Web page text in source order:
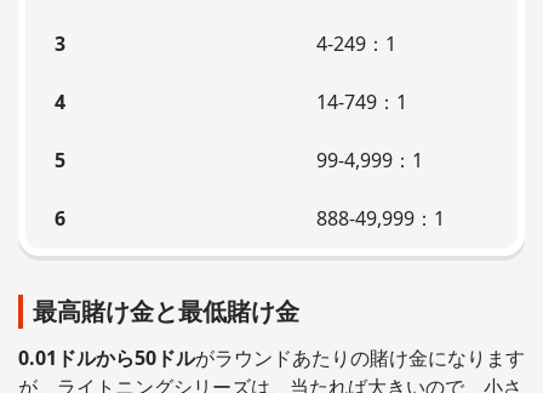
3 4-249：1
4 14-749：1
5 99-4,999：1
6 888-49,999：1
最高賭け金と最低賭け金
0.01ドルから50ドルがラウンドあたりの賭け金になります
が、ライトニングシリーズは、当たれば大きいので、小さ